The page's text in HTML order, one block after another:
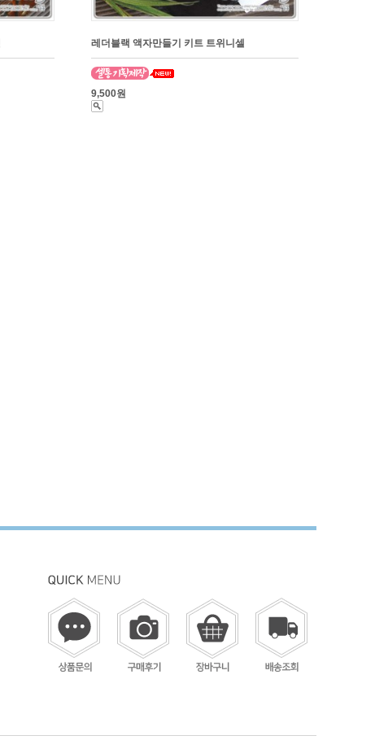
레더블랙 액자만들기 키트 트위니셀
9,500원